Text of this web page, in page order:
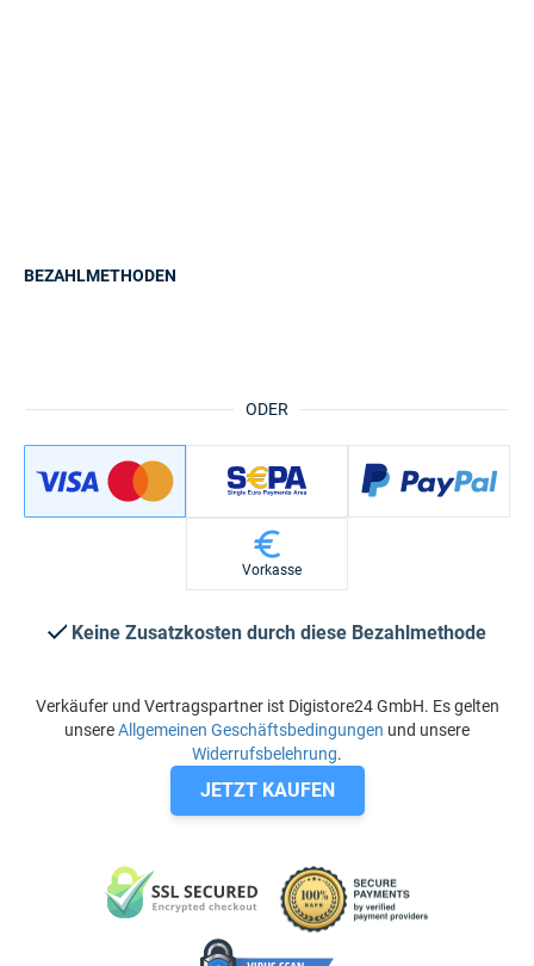
ODER
BEZAHLMETHODEN
Vorkasse
Keine Zusatzkosten durch diese Bezahlmethode
Verkäufer und Vertragspartner ist Digistore24 GmbH. Es gelten
unsereAllgemeinen Geschäftsbedingungen und unsere
Widerrufsbelehrung.
JETZT KAUFEN